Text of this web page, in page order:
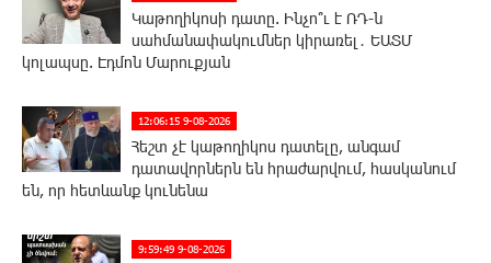
Կաթողիկոսի դատը. Ինչո՞ւ է ՌԴ-ն
սահմանափակումներ կիրառել․ ԵԱՏՄ
կոլապսը. Էդմոն Մարուքյան
12:06:15 9-08-2026
Հեշտ չէ կաթողիկոս դատելը, անգամ
դատավորներն են հրաժարվում, հասկանում
են, որ հետևանք կունենա
9:59:49 9-08-2026